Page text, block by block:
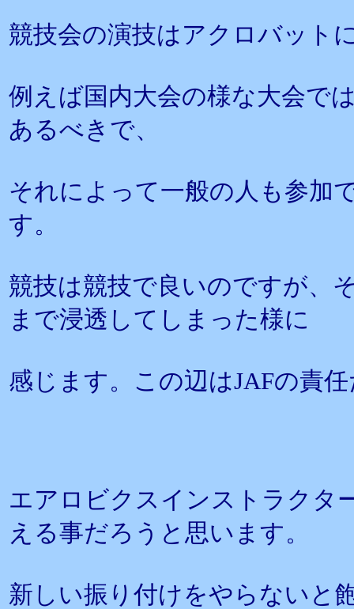
競技会の演技はアクロバット
例えば国内大会の様な大会で
あるべきで、
それによって一般の人も参加
す。
競技は競技で良いのですが、
まで浸透してしまった様に
感じます。この辺はJAFの責
エアロビクスインストラクタ
える事だろうと思います。
新しい振り付けをやらないと